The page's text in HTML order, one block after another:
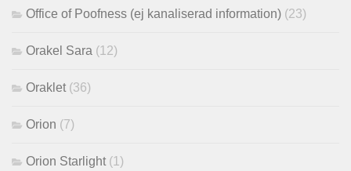
Office of Poofness (ej kanaliserad information) (23)
Orakel Sara (12)
Oraklet (36)
Orion (7)
Orion Starlight (1)